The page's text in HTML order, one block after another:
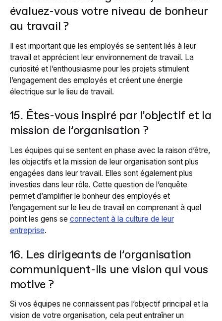
évaluez-vous votre niveau de bonheur
au travail ?
Il est important que les employés se sentent liés à leur
travail et apprécient leur environnement de travail. La
curiosité et l’enthousiasme pour les projets stimulent
l’engagement des employés et créent une énergie
électrique sur le lieu de travail.
15. Êtes-vous inspiré par l’objectif et la
mission de l’organisation ?
Les équipes qui se sentent en phase avec la raison d’être,
les objectifs et la mission de leur organisation sont plus
engagées dans leur travail. Elles sont également plus
investies dans leur rôle. Cette question de l’enquête
permet d’amplifier le bonheur des employés et
l’engagement sur le lieu de travail en comprenant à quel
point les gens se connectent à la culture de leur
entreprise.
16. Les dirigeants de l’organisation
communiquent-ils une vision qui vous
motive ?
Si vos équipes ne connaissent pas l’objectif principal et la
vision de votre organisation, cela peut entraîner un